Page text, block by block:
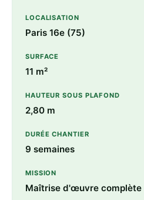
LOCALISATION
Paris 16e (75)
SURFACE
11 m²
HAUTEUR SOUS PLAFOND
2,80 m
DURÉE CHANTIER
9 semaines
MISSION
Maîtrise d'œuvre complète